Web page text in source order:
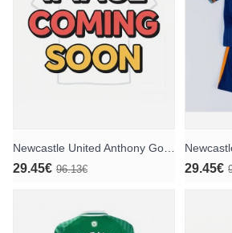
29.45€ 96.13€ 29.45€